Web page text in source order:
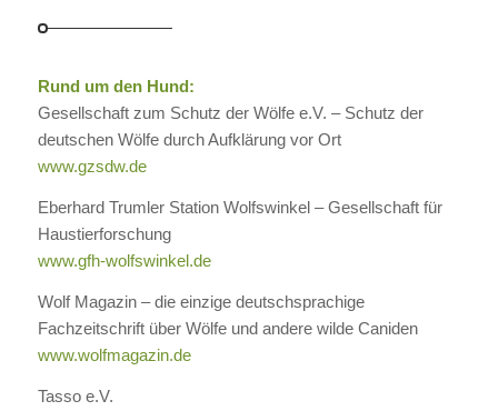
Rund um den Hund:
Gesellschaft zum Schutz der Wölfe e.V. – Schutz der
deutschen Wölfe durch Aufklärung vor Ort
www.gzsdw.de
Eberhard Trumler Station Wolfswinkel – Gesellschaft für
Haustierforschung
www.gfh-wolfswinkel.de
Wolf Magazin – die einzige deutschsprachige
Fachzeitschrift über Wölfe und andere wilde Caniden
www.wolfmagazin.de
Tasso e.V.